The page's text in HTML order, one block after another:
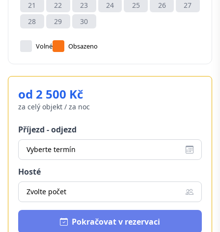
21
22 23 24 25 26
27
28
29 30
Volné Obsazeno
od 2 500 Kč
za celý objekt / za noc
Příjezd - odjezd
Vyberte termín
Hosté
Zvolte počet
Pokračovat v rezervaci